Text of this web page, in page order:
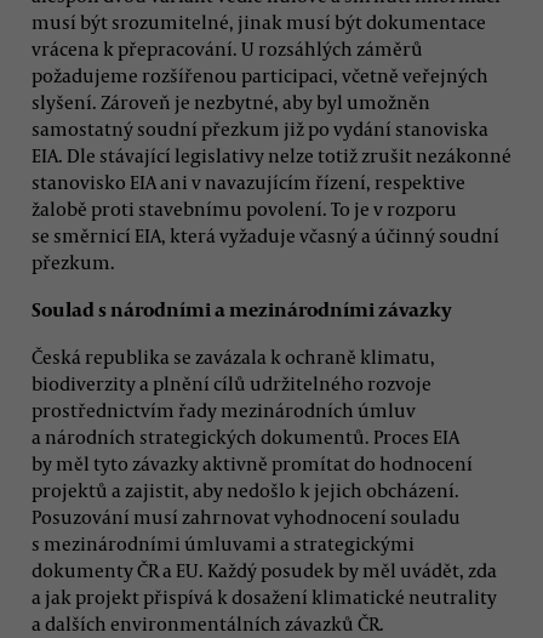
musí být srozumitelné, jinak musí být dokumentace
vrácena k přepracování. U rozsáhlých záměrů
požadujeme rozšířenou participaci, včetně veřejných
slyšení. Zároveň je nezbytné, aby byl umožněn
samostatný soudní přezkum již po vydání stanoviska
EIA. Dle stávající legislativy nelze totiž zrušit nezákonné
stanovisko EIA ani v navazujícím řízení, respektive
žalobě proti stavebnímu povolení. To je v rozporu
se směrnicí EIA, která vyžaduje včasný a účinný soudní
přezkum.
Soulad s národními a mezinárodními závazky
Česká republika se zavázala k ochraně klimatu,
biodiverzity a plnění cílů udržitelného rozvoje
prostřednictvím řady mezinárodních úmluv
a národních strategických dokumentů. Proces EIA
by měl tyto závazky aktivně promítat do hodnocení
projektů a zajistit, aby nedošlo k jejich obcházení.
Posuzování musí zahrnovat vyhodnocení souladu
s mezinárodními úmluvami a strategickými
dokumenty ČR a EU. Každý posudek by měl uvádět, zda
a jak projekt přispívá k dosažení klimatické neutrality
a dalších environmentálních závazků ČR.